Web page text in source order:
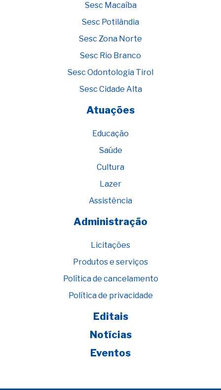
Sesc Macaíba
Sesc Potilândia
Sesc Zona Norte
Sesc Rio Branco
Sesc Odontologia Tirol
Sesc Cidade Alta
Atuações
Educação
Saúde
Cultura
Lazer
Assistência
Administração
Licitações
Produtos e serviços
Política de cancelamento
Política de privacidade
Editais
Notícias
Eventos